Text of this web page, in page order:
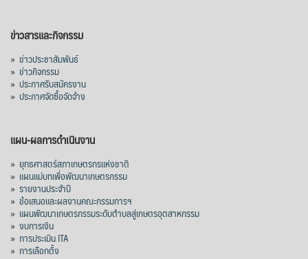
ข่าวสารและกิจกรรม
» ข่าวประชาสัมพันธ์
» ข่าวกิจกรรม
» ประกาศรับสมัครงาน
» ประกาศจัดซื้อจัดจ้าง
แผน-ผลการดำเนินงาน
» ยุทธศาสตร์สภาเกษตรกรแห่งชาติ
» แผนแม่บทเพื่อพัฒนาเกษตรกรรม
» รายงานประจำปี
» ข้อเสนอและผลงานคณะกรรมการฯ
» แผนพัฒนาเกษตรกรรมระดับตำบลสู่เกษตรอุตสาหกรรม
» งบการเงิน
» การประเมิน ITA
» การเลือกตั้ง